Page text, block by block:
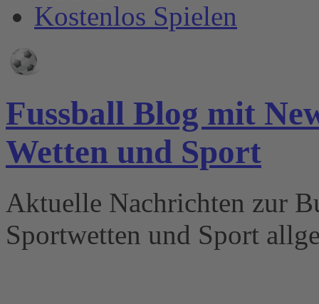
Kostenlos Spielen
Fussball Blog mit
Wetten und Sport
Aktuelle Nachrichten zur
Sportwetten und Sport